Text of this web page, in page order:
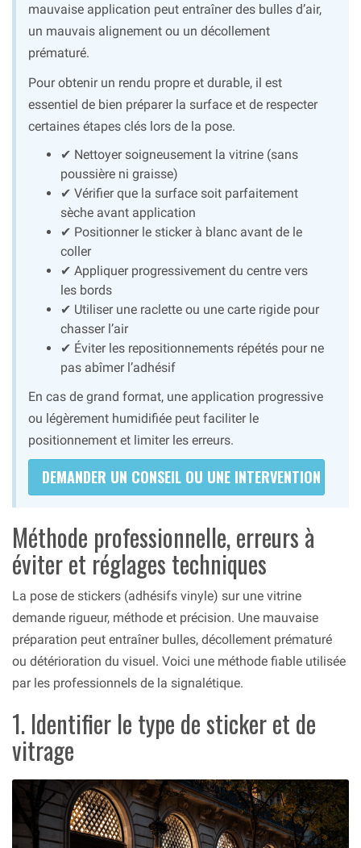
mauvaise application peut entraîner des bulles d’air,
un mauvais alignement ou un décollement
prématuré.
Pour obtenir un rendu propre et durable, il est
essentiel de bien préparer la surface et de respecter
certaines étapes clés lors de la pose.
✔ Nettoyer soigneusement la vitrine (sans
poussière ni graisse)
✔ Vérifier que la surface soit parfaitement
sèche avant application
✔ Positionner le sticker à blanc avant de le
coller
✔ Appliquer progressivement du centre vers
les bords
✔ Utiliser une raclette ou une carte rigide pour
chasser l’air
✔ Éviter les repositionnements répétés pour ne
pas abîmer l’adhésif
En cas de grand format, une application progressive
ou légèrement humidifiée peut faciliter le
positionnement et limiter les erreurs.
DEMANDER UN CONSEIL OU UNE INTERVENTION
Méthode professionnelle, erreurs à
éviter et réglages techniques
La pose de stickers (adhésifs vinyle) sur une vitrine
demande rigueur, méthode et précision. Une mauvaise
préparation peut entraîner bulles, décollement prématuré
ou détérioration du visuel. Voici une méthode fiable utilisée
par les professionnels de la signalétique.
1. Identifier le type de sticker et de
vitrage